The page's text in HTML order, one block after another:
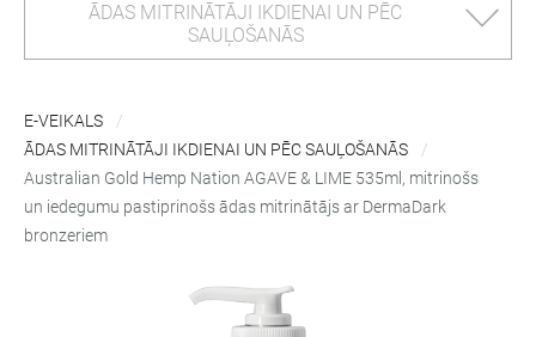
ĀDAS MITRINĀTĀJI IKDIENAI UN PĒC
SAUĻOŠANĀS
E-VEIKALS
ĀDAS MITRINĀTĀJI IKDIENAI UN PĒC SAUĻOŠANĀS
Australian Gold Hemp Nation AGAVE & LIME 535ml, mitrinošs
un iedegumu pastiprinošs ādas mitrinātājs ar DermaDark
bronzeriem